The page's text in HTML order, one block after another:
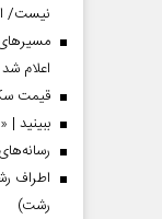
نیست/
مسیر‌های
اعلام شد
قیمت سکه و
ببینید
اطراف
رشت)